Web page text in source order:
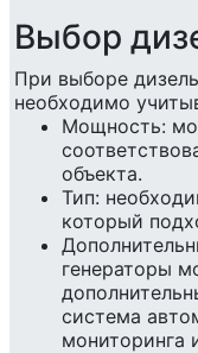
Выбор
При выборе
необходимо
Мощность:
объекта.
Тип:
который
генераторы
система
мониторинга